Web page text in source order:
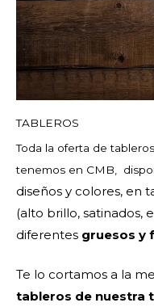
TABLEROS
Toda la oferta de
tenemos en CMB,
diseños y colores, en
(alto brillo, satinados,
diferentes gruesos y
Te lo cortamos a la
tableros de nuestra